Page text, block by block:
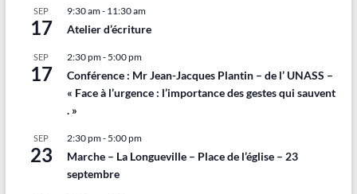
SEP
17
9:30 am- 11:30 am
Atelier d’écriture
SEP
17
2:30 pm- 5:00 pm
Conférence : Mr Jean-Jacques Plantin – de l’ UNASS –
« Face à l’urgence : l’importance des gestes qui sauvent
. »
SEP
23
2:30 pm- 5:00 pm
Marche – La Longueville – Place de l’église – 23
septembre